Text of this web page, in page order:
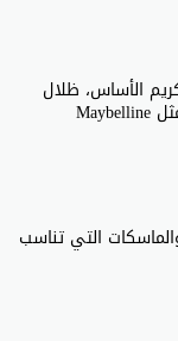
الأساس، ظلال
العيون، البودرة، والماسكارا من أشهر العلامات مثل Maybelline
التي تناسب